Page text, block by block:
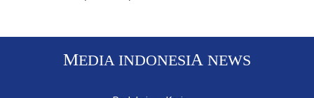
MEDIA INDONESIA NEWS